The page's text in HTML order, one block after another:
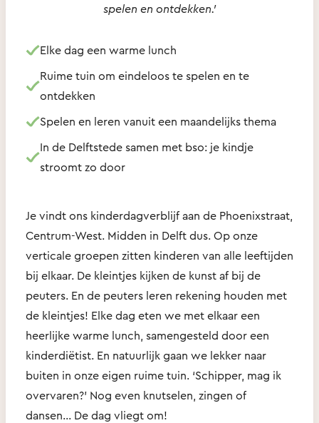
spelen en ontdekken.’
Elke dag een warme lunch
Ruime tuin om eindeloos te spelen en te
ontdekken
Spelen en leren vanuit een maandelijks thema
In de Delftstede samen met bso: je kindje
stroomt zo door
Je vindt ons kinderdagverblijf aan de Phoenixstraat,
Centrum-West. Midden in Delft dus. Op onze
verticale groepen zitten kinderen van alle leeftijden
bij elkaar. De kleintjes kijken de kunst af bij de
peuters. En de peuters leren rekening houden met
de kleintjes! Elke dag eten we met elkaar een
heerlijke warme lunch, samengesteld door een
kinderdiëtist. En natuurlijk gaan we lekker naar
buiten in onze eigen ruime tuin. ‘Schipper, mag ik
overvaren?’ Nog even knutselen, zingen of
dansen... De dag vliegt om!